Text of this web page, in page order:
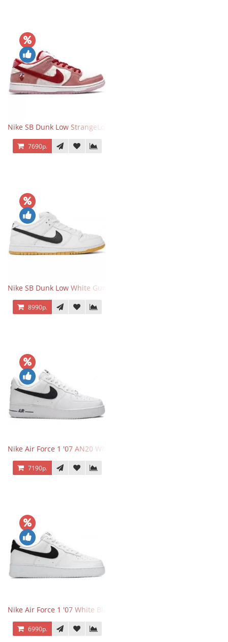
Nike SB Dunk Low StrangeLove Valentine's Day
7690р.
Nike SB Dunk Low White Gum
8990р.
Nike Air Force 1 '07 AN20 White Black
7190р.
Nike Air Force 1 '07 White Black
6990р.